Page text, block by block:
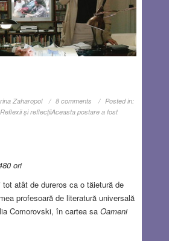
Zaharopol 8 comments
Posted in:
Reflexii şi reflecţiiAceasta postare a fost
ori
atât de dureros ca o tăietură de
profesoară de literatură universală
Comorovski, în cartea sa Oameni